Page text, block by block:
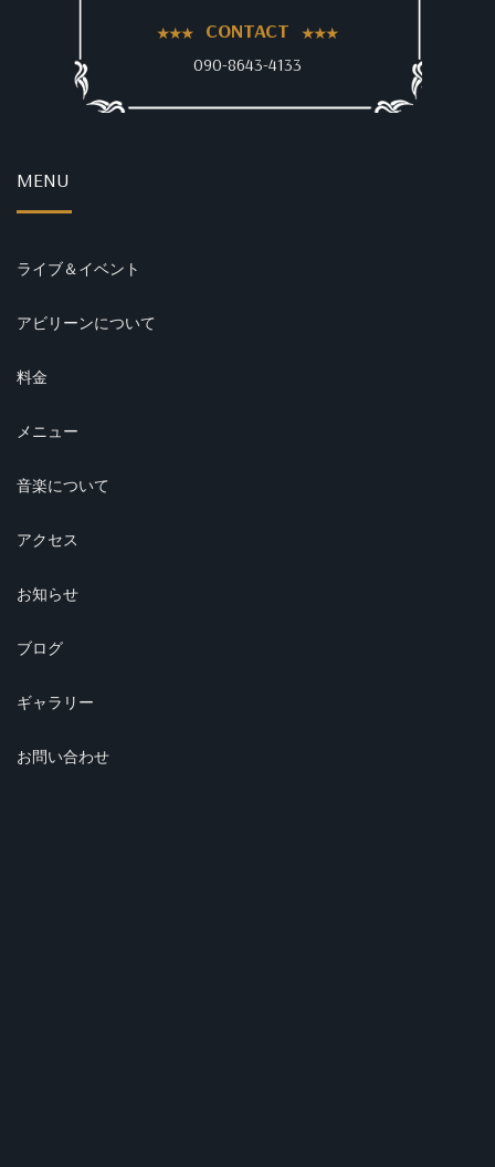
CONTACT
090-8643-4133
MENU
ライブ＆イベント
アビリーンについて
料金
メニュー
音楽について
アクセス
お知らせ
ブログ
ギャラリー
お問い合わせ